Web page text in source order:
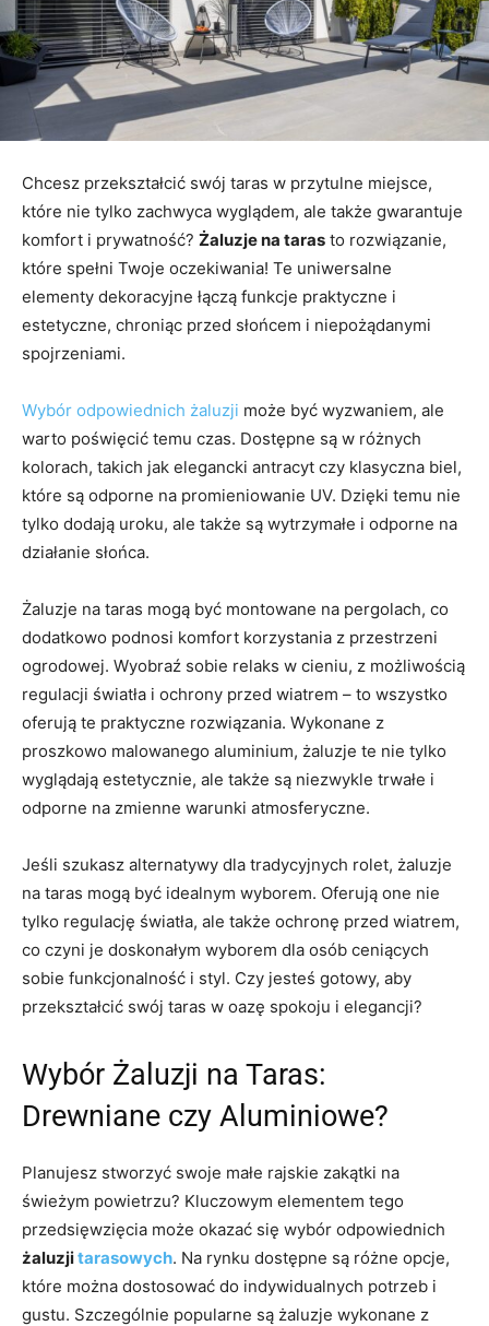
Chcesz przekształcić swój taras w przytulne miejsce,
które nie tylko zachwyca wyglądem, ale także gwarantuje
komfort i prywatność? Żaluzje na taras to rozwiązanie,
które spełni Twoje oczekiwania! Te uniwersalne
elementy dekoracyjne łączą funkcje praktyczne i
estetyczne, chroniąc przed słońcem i niepożądanymi
spojrzeniami.
Wybór odpowiednich żaluzji może być wyzwaniem, ale
warto poświęcić temu czas. Dostępne są w różnych
kolorach, takich jak elegancki antracyt czy klasyczna biel,
które są odporne na promieniowanie UV. Dzięki temu nie
tylko dodają uroku, ale także są wytrzymałe i odporne na
działanie słońca.
Żaluzje na taras mogą być montowane na pergolach, co
dodatkowo podnosi komfort korzystania z przestrzeni
ogrodowej. Wyobraź sobie relaks w cieniu, z możliwością
regulacji światła i ochrony przed wiatrem – to wszystko
oferują te praktyczne rozwiązania. Wykonane z
proszkowo malowanego aluminium, żaluzje te nie tylko
wyglądają estetycznie, ale także są niezwykle trwałe i
odporne na zmienne warunki atmosferyczne.
Jeśli szukasz alternatywy dla tradycyjnych rolet, żaluzje
na taras mogą być idealnym wyborem. Oferują one nie
tylko regulację światła, ale także ochronę przed wiatrem,
co czyni je doskonałym wyborem dla osób ceniących
sobie funkcjonalność i styl. Czy jesteś gotowy, aby
przekształcić swój taras w oazę spokoju i elegancji?
Wybór Żaluzji na Taras:
Drewniane czy Aluminiowe?
Planujesz stworzyć swoje małe rajskie zakątki na
świeżym powietrzu? Kluczowym elementem tego
przedsięwzięcia może okazać się wybór odpowiednich
żaluzjitarasowych. Na rynku dostępne są różne opcje,
które można dostosować do indywidualnych potrzeb i
gustu. Szczególnie popularne są żaluzje wykonane z